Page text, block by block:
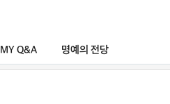
MY Q&A 명예의 전당